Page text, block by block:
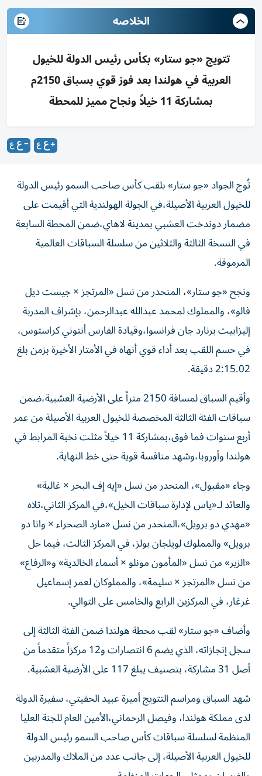
الخلاصه
تتويج «جو ستار» بكأس رئيس الدولة للخيول
العربية في هولندا بعد فوز قوي بسباق 2150م
بمشاركة 11 خيلاً ونجاح مميز للمحطة
تُوج الجواد «جو ستار» بلقب كأس صاحب السمو رئيس الدولة
للخيول العربية الأصيلة،في الجولة الهولندية التي أقيمت على
مضمار دوندخت العشبي بمدينة لاهاي،ضمن المحطة السابعة
في النسخة الثالثة والثلاثين من سلسلة السباقات العالمية
المرموقة.
ونجح «جو ستار»، المنحدر من نسل «المرتجز × جيست ديل
فالو»، والمملوك لمحمد عبدالله عبدالرحمن، بإشراف المدربة
إليزابيث برنارد جان فرانسوا،وقيادة الفارس أنتوني كراستوس،
في حسم اللقب بعد أداء قوي أنهاه في الأمتار الأخيرة بزمن بلغ
2:15.02 دقيقة.
وأقيم السباق لمسافة 2150 متراً على الأرضية العشبية،ضمن
سباقات الفئة الثالثة المخصصة للخيول العربية الأصيلة من عمر
أربع سنوات فما فوق،بمشاركة 11 خيلاً مثلت نخبة المرابط في
هولندا وأوروبا،وشهد منافسة قوية حتى خط النهاية.
وجاء «مقبول»، المنحدر من نسل «إيه إف البحر × غالبة»
والعائد لـ«ياس لإدارة سباقات الخيل»،في المركز الثاني،تلاه
«مهدي دو برويل»،المنحدر من نسل «مارد الصحراء × وانا دو
برويل» والمملوك لويلجان بولز، في المركز الثالث، فيما حل
«الزير» من نسل «المأمون مونلو × أسماء الخالدية» و«الرفاع»
من نسل «المرتجز × سليمة»، والمملوكان لعمر إسماعيل
غرغار، في المركزين الرابع والخامس على التوالي.
وأضاف «جو ستار» لقب محطة هولندا ضمن الفئة الثالثة إلى
سجل إنجازاته، الذي يضم 6 انتصارات و12 مركزاً متقدماً من
أصل 31 مشاركة، بتصنيف يبلغ 117 على الأرضية العشبية.
شهد السباق ومراسم التتويج أميرة عبيد الحفيتي، سفيرة الدولة
لدى مملكة هولندا، وفيصل الرحماني،الأمين العام للجنة العليا
المنظمة لسلسلة سباقات كأس صاحب السمو رئيس الدولة
للخيول العربية الأصيلة، إلى جانب عدد من الملاك والمدربين